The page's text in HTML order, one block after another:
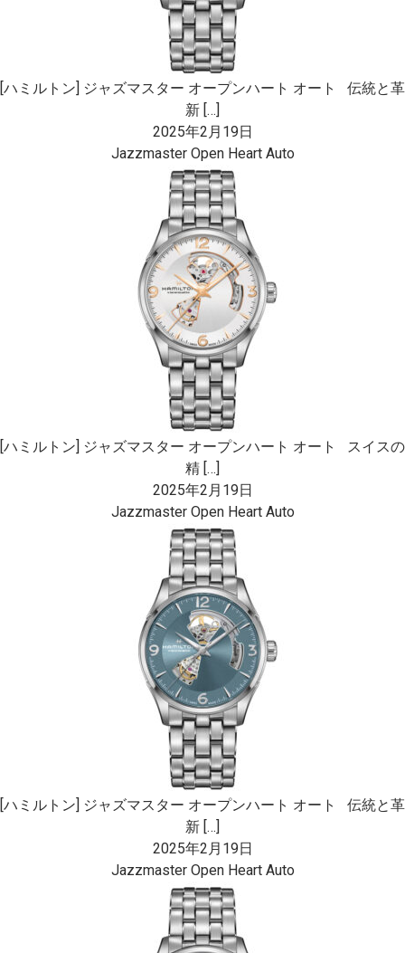
[ハミルトン] ジャズマスター オープンハート オート 伝統と革
新 […]
2025年2月19日
Jazzmaster Open Heart Auto
[ハミルトン] ジャズマスター オープンハート オート スイスの
精 […]
2025年2月19日
Jazzmaster Open Heart Auto
[ハミルトン] ジャズマスター オープンハート オート 伝統と革
新 […]
2025年2月19日
Jazzmaster Open Heart Auto